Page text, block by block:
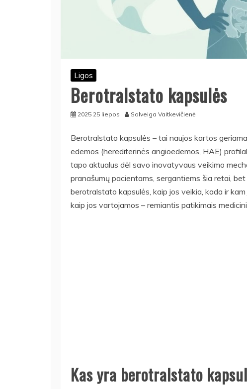
Ligos
Berotralstato kapsulės
2025 25 liepos Solveiga Vaitkevičienė
Berotralstato kapsulės – tai naujos kartos
edemos (herediterinės angioedemos, HAE)
tapo aktualus dėl savo inovatyvaus veikimo
pranašumų pacientams, sergantiems šia retai,
berotralstato kapsulės, kaip jos veikia, kada ir
kaip jos vartojamos – remiantis patikimais
Kas yra berotralstato